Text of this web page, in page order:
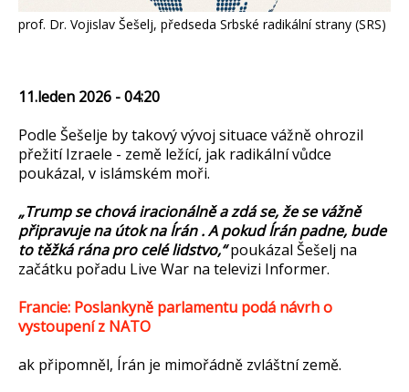
prof. Dr. Vojislav Šešelj, předseda Srbské radikální strany (SRS)
11.leden 2026 - 04:20
Podle Šešelje by takový vývoj situace vážně ohrozil
přežití Izraele - země ležící, jak radikální vůdce
poukázal, v islámském moři.
„Trump se chová iracionálně a zdá se, že se vážně
připravuje na útok na Írán . A pokud Írán padne, bude
to těžká rána pro celé lidstvo,“poukázal Šešelj na
začátku pořadu Live War na televizi Informer.
Francie: Poslankyně parlamentu podá návrh o
vystoupení z NATO
ak připomněl, Írán je mimořádně zvláštní země.